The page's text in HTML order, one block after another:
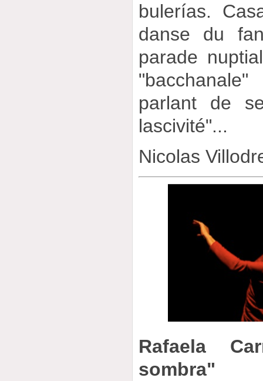
bulerías.
danse du
parade
parlant de
lascivité"...
Nicolas
Rafaela
sombra"